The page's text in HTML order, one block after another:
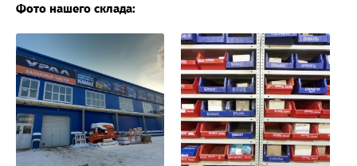
Фото нашего склада: